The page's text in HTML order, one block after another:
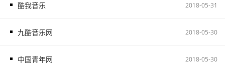
酷我音乐 2018-05-31
九酷音乐网 2018-05-30
中国青年网 2018-05-30